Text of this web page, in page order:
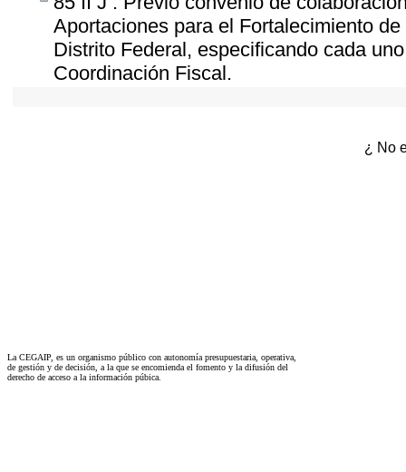
Aportaciones para el Fortalecimiento
Distrito Federal, especificando cada
Coordinación Fiscal.
¿ No
La CEGAIP, es un organismo público con autonomía presupuestaria, operativa,
de gestión y de decisión, a la que se encomienda el fomento y la difusión del
derecho de acceso a la información púbica.